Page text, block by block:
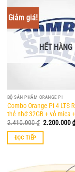
Giảm giá!
HẾT HÀNG
BỘ SẢN PHẨM ORANGE PI
Combo Orange Pi 4 LTS
thẻ nhớ 32GB + vỏ mica
2.410.000₫ Giá
là:
2.200.000₫
ĐỌC TIẾP